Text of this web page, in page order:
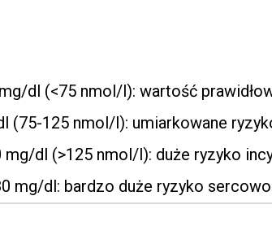
dl (<75 nmol/l): wartość
(75-125 nmol/l): umiarkowane
mg/dl (>125 nmol/l): duże ryzyko
mg/dl: bardzo duże ryzyko